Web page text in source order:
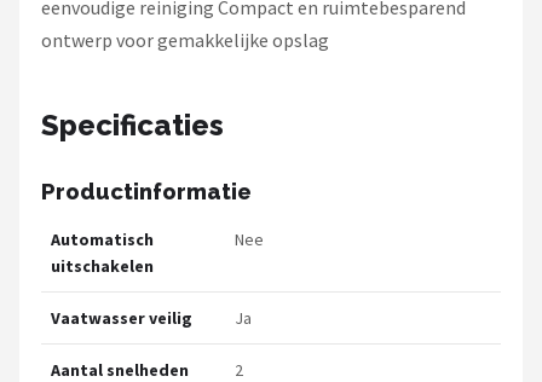
eenvoudige reiniging Compact en ruimtebesparend
ontwerp voor gemakkelijke opslag
Specificaties
Productinformatie
Automatisch
uitschakelen
Nee
Vaatwasser veilig Ja
Aantal snelheden 2